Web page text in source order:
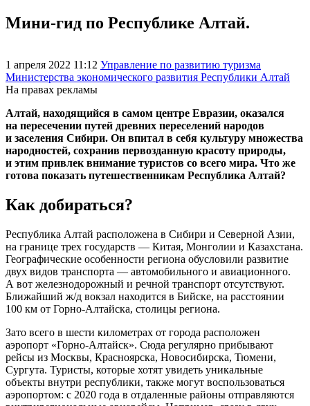
Мини-гид по Республике Алтай.
1 апреля 2022 11:12 Управление по развитию туризма
Министерства экономического развития Республики Алтай
На правах рекламы
Алтай, находящийся в самом центре Евразии, оказался
на пересечении путей древних переселений народов
и заселения Сибири. Он впитал в себя культуру множества
народностей, сохранив первозданную красоту природы,
и этим привлек внимание туристов со всего мира. Что же
готова показать путешественникам Республика Алтай?
Как добираться?
Республика Алтай расположена в Сибири и Северной Азии,
на границе трех государств — Китая, Монголии и Казахстана.
Географические особенности региона обусловили развитие
двух видов транспорта — автомобильного и авиационного.
А вот железнодорожный и речной транспорт отсутствуют.
Ближайший ж/д вокзал находится в Бийске, на расстоянии
100 км от Горно-Алтайска, столицы региона.
Зато всего в шести километрах от города расположен
аэропорт «Горно-Алтайск». Сюда регулярно прибывают
рейсы из Москвы, Красноярска, Новосибирска, Тюмени,
Сургута. Туристы, которые хотят увидеть уникальные
объекты внутри республики, также могут воспользоваться
аэропортом: с 2020 года в отдаленные районы отправляются